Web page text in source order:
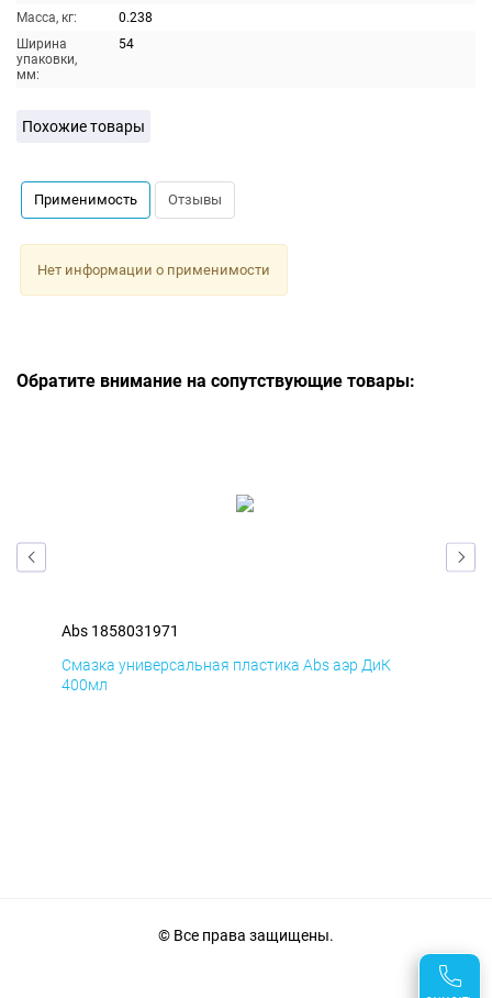
Масса, кг:
0.238
Ширина
упаковки,
мм:
54
Похожие товары
Применимость Отзывы
Нет информации о применимости
Обратите внимание на сопутствующие товары:
Abs 1858031971
Смазка универсальная пластика Abs аэр ДиК
400мл
© Все права защищены.